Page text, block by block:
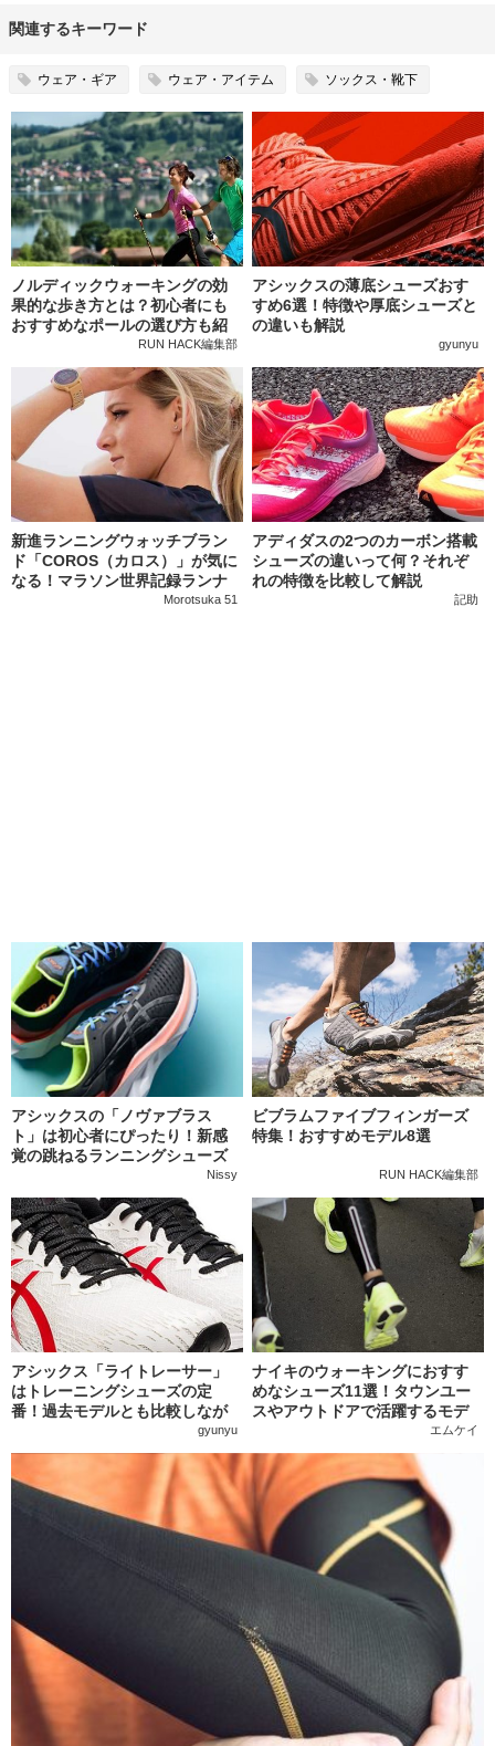
関連するキーワード
ウェア・ギア ウェア・アイテム ソックス・靴下
ノルディックウォーキングの効
果的な歩き方とは？初心者にも
おすすめなポールの選び方も紹
RUN HACK編集部
アシックスの薄底シューズおす
すめ6選！特徴や厚底シューズと
の違いも解説
gyunyu
新進ランニングウォッチブラン
ド「COROS（カロス）」が気に
なる！マラソン世界記録ランナ
ーが使う注目モデルも解説Morotsuka 51
アディダスの2つのカーボン搭載
シューズの違いって何？それぞ
れの特徴を比較して解説
記助
アシックスの「ノヴァブラス
ト」は初心者にぴったり！新感
覚の跳ねるランニングシューズ
Nissy
ビブラムファイブフィンガーズ
特集！おすすめモデル8選
RUN HACK編集部
アシックス「ライトレーサー」
はトレーニングシューズの定
番！過去モデルとも比較しなが
gyunyu
ナイキのウォーキングにおすす
めなシューズ11選！タウンユー
スやアウトドアで活躍するモデ
エムケイ